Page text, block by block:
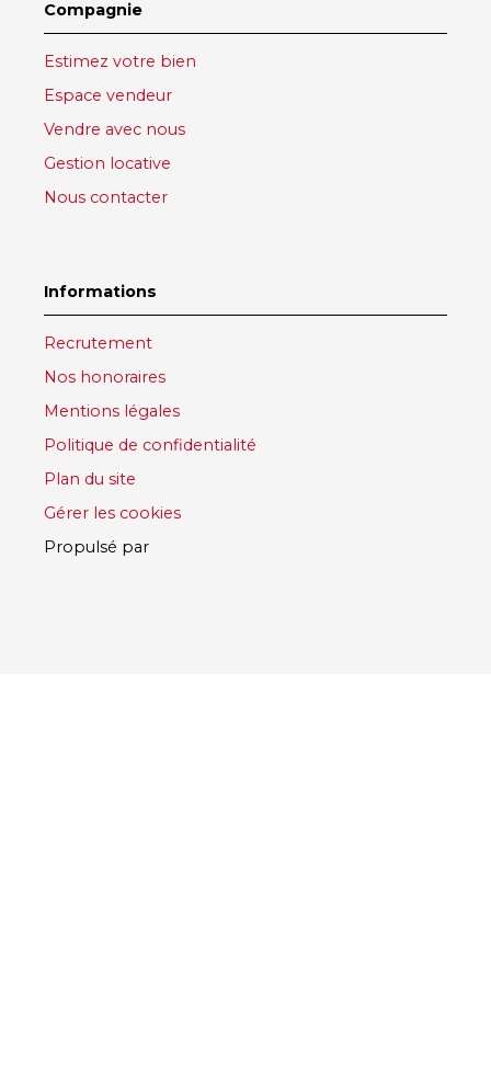
Compagnie
Estimez votre bien
Espace vendeur
Vendre avec nous
Gestion locative
Nous contacter
Informations
Recrutement
Nos honoraires
Mentions légales
Politique de confidentialité
Plan du site
Gérer les cookies
Propulsé par